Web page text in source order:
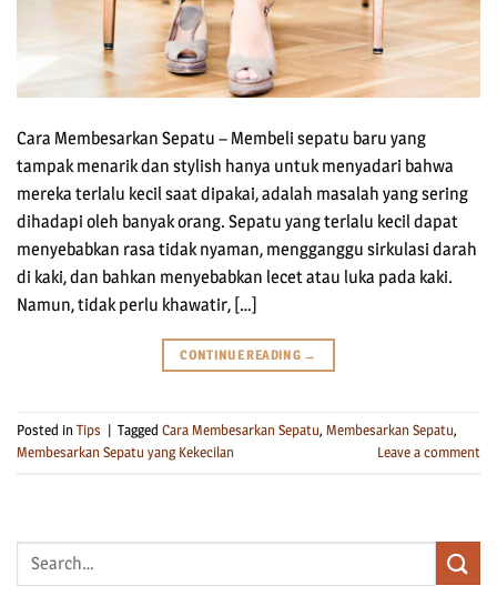
Cara Membesarkan Sepatu – Membeli sepatu baru yang
tampak menarik dan stylish hanya untuk menyadari bahwa
mereka terlalu kecil saat dipakai, adalah masalah yang sering
dihadapi oleh banyak orang. Sepatu yang terlalu kecil dapat
menyebabkan rasa tidak nyaman, mengganggu sirkulasi darah
di kaki, dan bahkan menyebabkan lecet atau luka pada kaki.
Namun, tidak perlu khawatir, […]
CONTINUE READING →
Posted in Tips | Tagged Cara Membesarkan Sepatu, Membesarkan Sepatu,
Membesarkan Sepatu yang Kekecilan
Leave a comment